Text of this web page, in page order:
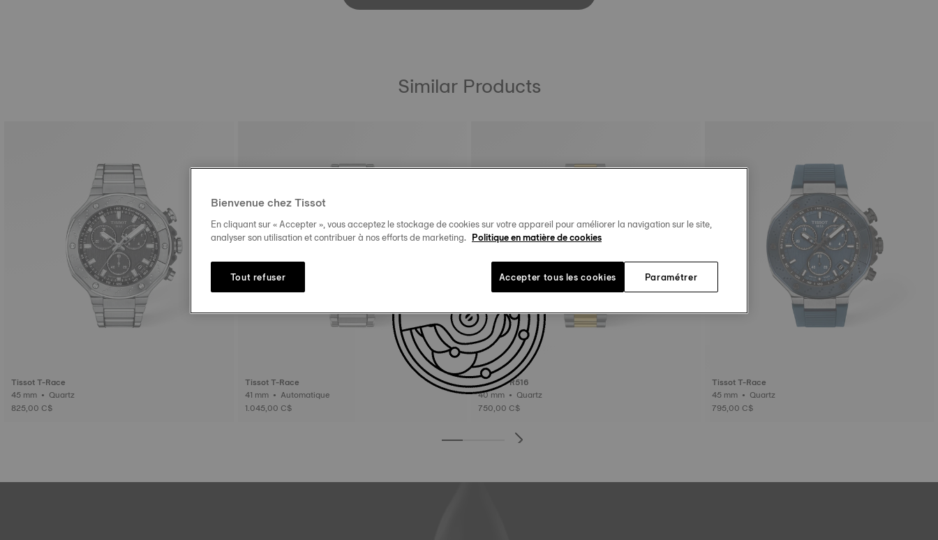
Similar Products
Tissot T-Race
45 mm • Quartz
825,00 C$
Tissot T-Race
41 mm • Automatique
1.045,00 C$
Tissot PR516
40 mm • Quartz
750,00 C$
Tissot T-Race
45 mm • Quartz
795,00 C$
Bienvenue chez Tissot
En cliquant sur « Accepter », vous acceptez le stockage de cookies sur votre appareil pour améliorer la navigation sur le site,
analyser son utilisation et contribuer à nos efforts de marketing. Politique en matière de cookies
Paramétrer
Tout refuser Accepter tous les cookies